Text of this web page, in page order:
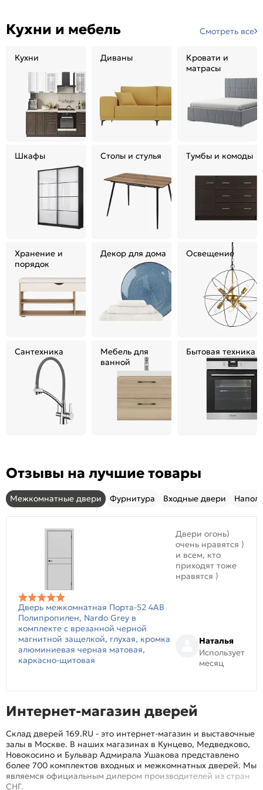
Кухни и мебель Смотреть все
Кухни Диваны
Кровати и
матрасы
Шкафы Столы и стулья Тумбы и комоды
Хранение и
порядок
Декор для дома Освещение
Сантехника
Мебель для
ванной
Бытовая техника
Отзывы на лучшие товары
Межкомнатные двери Фурнитура Входные двери
Дверь межкомнатная Порта-52 4AB
Полипропилен, Nardo Grey в
комплекте с врезанной черной
магнитной защелкой, глухая, кромка
алюминиевая черная матовая,
каркасно-щитовая
Двери огонь)
очень нравятся )
и всем, кто
приходят тоже
нравятся )
Наталья
Использует
месяц
Интернет-магазин дверей
Склад дверей 169.RU - это интернет-магазин и выставочные
залы в Москве. В наших магазинах в Кунцево, Медведково,
Новокосино и Бульвар Адмирала Ушакова представлено
более 700 комплектов входных и межкомнатных дверей. Мы
являемся официальным дилером производителей из стран
СНГ.